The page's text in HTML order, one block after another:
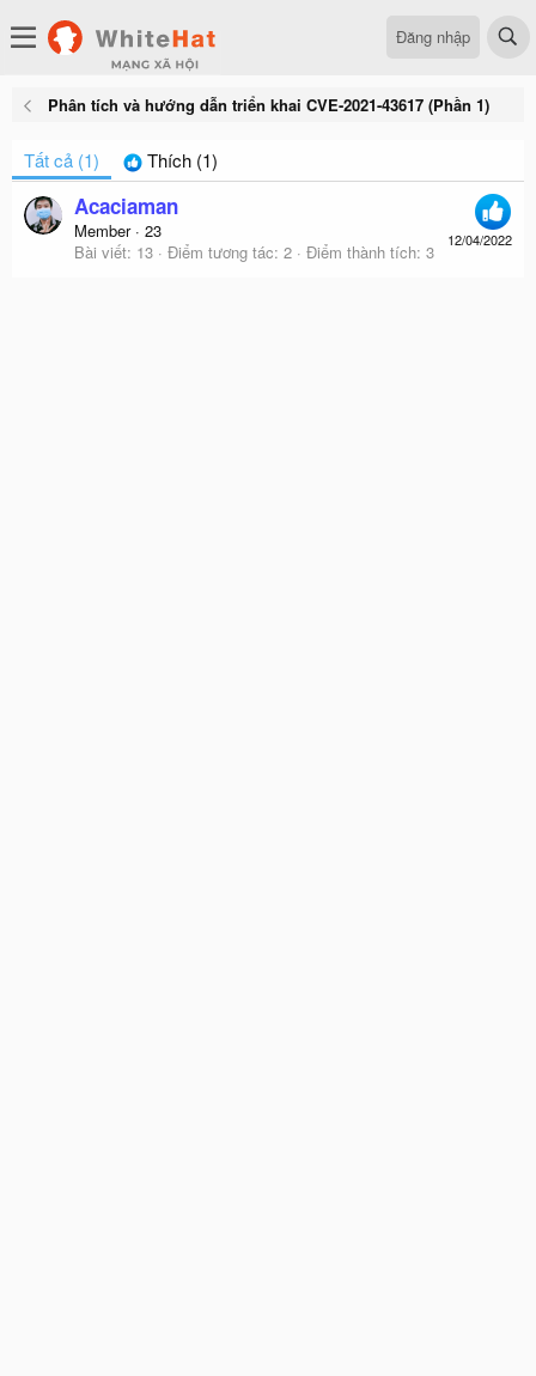
Đăng nhập
Phân tích và hướng dẫn triển khai CVE-2021-43617 (Phần 1)
Tất cả (1) Thích (1)
12/04/2022
Acaciaman
Member · 23
Bài viết 13 Điểm tương tác 2 Điểm thành tích 3